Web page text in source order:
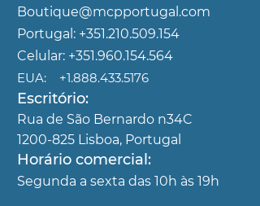
Boutique@mcpportugal.com
Portugal: +351.210.509.154
Celular: +351.960.154.564
EUA:
+1.888.433.5176
Escritório:
Rua de São Bernardo n34C
1200-825 Lisboa, Portugal
Horário comercial:
Segunda a sexta das 10h às 19h